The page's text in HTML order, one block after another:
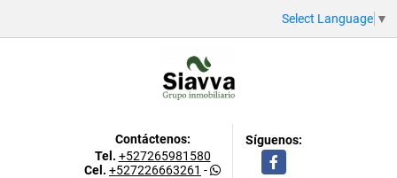
Select Language ▼
Contáctenos:
Tel. +527265981580
Cel. +527226663261 -
Síguenos:
Facebook